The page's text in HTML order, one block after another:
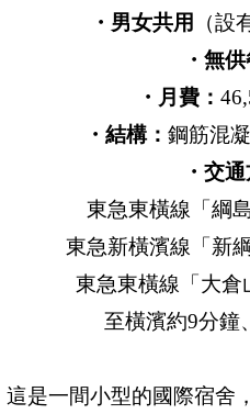
・男女共用
（設
・無
・月費：
・結構： 鋼筋混
・交
東急東橫線「綱
東急新橫濱線「新
東急東橫線「大倉
至橫濱約9分鐘
這是一間小型的國際宿舍